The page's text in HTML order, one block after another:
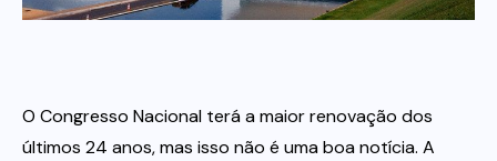
Financeiras e Cooperativas
O Congresso Nacional terá a maior renovação dos
últimos 24 anos, mas isso não é uma boa notícia. A